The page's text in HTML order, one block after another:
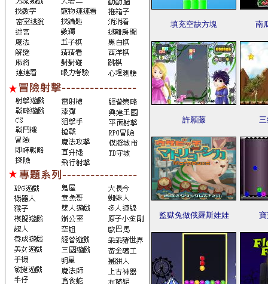
填充空缺方塊 南
許願藤
監獄兔做俄羅斯娃娃